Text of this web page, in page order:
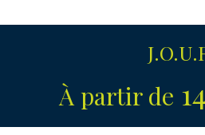
À partir de